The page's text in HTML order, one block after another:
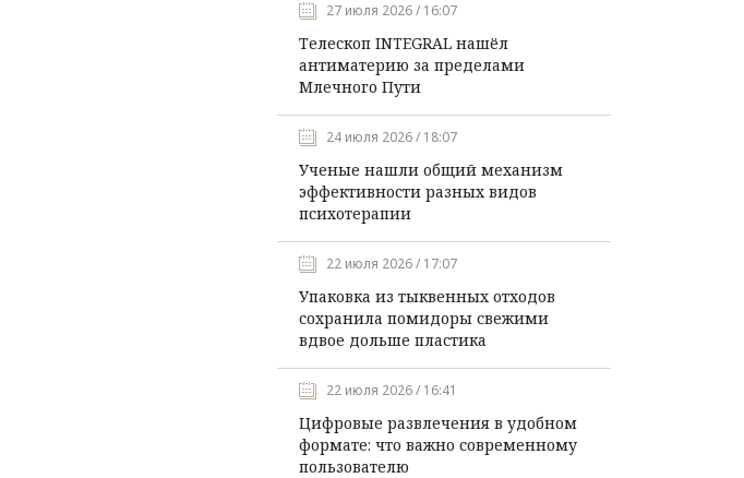
27 июля 2026 / 16:07
Телескоп INTEGRAL нашёл
антиматерию за пределами
Млечного Пути
24 июля 2026 / 18:07
Ученые нашли общий механизм
эффективности разных видов
психотерапии
22 июля 2026 / 17:07
Упаковка из тыквенных отходов
сохранила помидоры свежими
вдвое дольше пластика
22 июля 2026 / 16:41
Цифровые развлечения в удобном
формате: что важно современному
пользователю